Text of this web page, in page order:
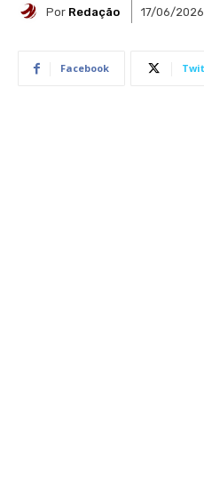
Por Redação 17/06/2026
Facebook